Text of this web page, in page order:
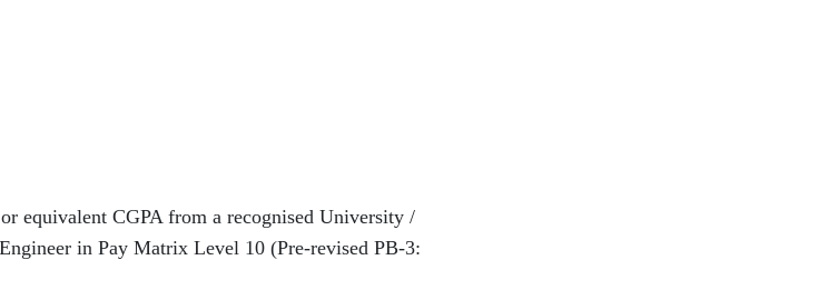
equivalent CGPA from a recognised University /
in Pay Matrix Level 10 (Pre-revised PB-3: